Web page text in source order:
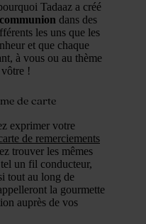
Tadaaz a créé
dans des
les uns que les
et que chaque
à vous ou au thème
!
de carte
exprimer votre
de remerciements
trouver les mêmes
un fil conducteur,
tout au long de
la gourmette
auprès de vos